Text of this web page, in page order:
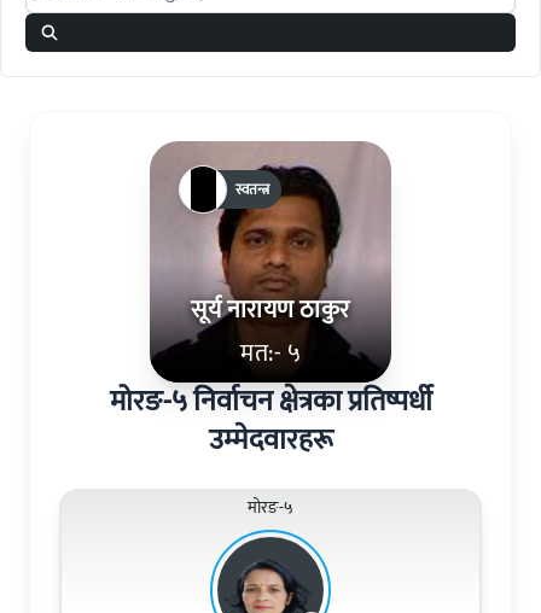
सूर्य नारायण ठाकुर
मत:- ५
स्वतन्त्र
मोरङ-५ निर्वाचन क्षेत्रका प्रतिष्पर्धी
उम्मेदवारहरू
मोरङ-५